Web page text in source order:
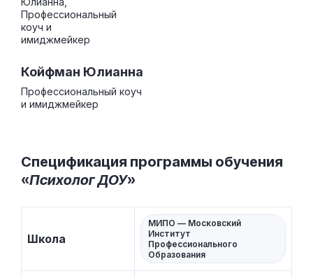
Койфман Юлианна
Профессиональный коуч
и имиджмейкер
Спецификация программы обучения
«Психолог ДОУ»
Школа
МИПО — Московский
Институт
Профессионального
Образования